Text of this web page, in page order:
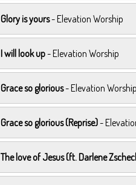
Glory is yours- Elevation Worship
I will look up- Elevation Worship
Grace so glorious- Elevation Worship
Grace so glorious (Reprise)-
The love of Jesus (ft. Darlene